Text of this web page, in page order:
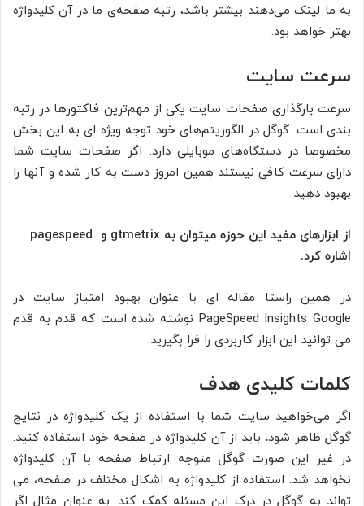
به ما لینک می­‌دهند بیشتر باشد، رتبه صفحه‌ی ما در آن کلیدواژه
بهتر خواهد بود.
سرعت سایت
سرعت بارگذاری صفحات سایت یکی از مهم‌‌­ترین فاکتورها در رتبه­‌‌‌‌
بندی است. گوگل در الگوریتم­‌‌‌های خود توجه ویژه ای به این بخش
مخصوصا در دستگاه­‌‌‌های موبایلی دارد. اگر صفحات سایت شما
دارای سرعت کافی نیستند همین امروز دست به کار شده و آنها را
بهبود دهید.
از ابزارهای مفید این حوزه می­توان به gtmetrix و pagespeed
اشاره کرد.
در همین راستا مقاله ای با عنوان بهبود امتیاز سایت در
PageSpeed Insights Google نوشته شده است که قدم به قدم
می توانید این ابزار کاربردی را فرا بگیرید.
کلمات کلیدی هدف
اگر می‌خواهید سایت شما با استفاده از یک کلیدواژه در نتایج
گوگل ظاهر شود، باید از آن کلید­واژه در صفحه خود استفاده کنید.
در غیر این صورت گوگل متوجه ارتباط صفحه با آن کلیدواژه
نخواهد شد. استفاده از کلیدواژه به اشکال مختلف در صفحه، می­‌
تواند به گوگل در درک این مسئله کمک کند. به عنوان مثال اگر